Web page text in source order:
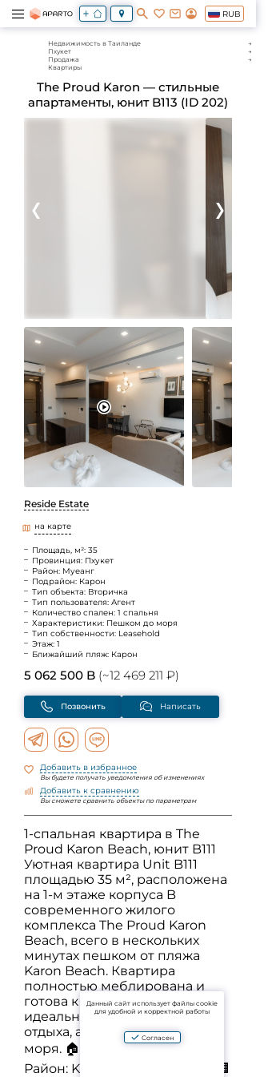
RUB
Недвижимость в Таиланде
Пхукет
Продажа
Квартиры
The Proud Karon — стильные
апартаменты, юнит B113 (ID 202)
Reside Estate
на карте
Площадь, м²: 35
Провинция: Пхукет
Район: Муеанг
Подрайон: Карон
Тип объекта: Вторичка
Тип пользователя: Агент
Количество спален: 1 спальня
Характеристики: Пешком до моря
Тип собственности: Leasehold
Этаж: 1
Ближайший пляж: Карон
5 062 500 B (~12 469 211 ₽)
Позвонить Написать
Добавить в избранное
Вы будете получать уведомления об изменениях
Добавить к сравнению
Вы сможете сравнить объекты по параметрам
1-спальная квартира в The
Proud Karon Beach, юнит B111
Уютная квартира Unit B111
площадью 35 м², расположена
на 1-м этаже корпуса B
современного жилого
комплекса The Proud Karon
Beach, всего в нескольких
минутах пешком от пляжа
Karon Beach. Квартира
полностью меблирована и
готова к заселению —
идеальный вариант для
отдыха, аренды или жизни у
моря. 🏠 Характеристики: • 📍
Район: Karon Beach, Phuket • 🏢
Данный сайт использует файлы cookie
для удобной и корректной работы
Согласен